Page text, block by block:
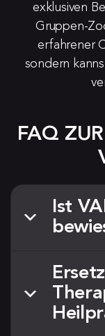
exklusiven
Gruppen-
erfahrener
sondern
FAQ
Ist
Der VAK-
als starre
vermittelt. Die